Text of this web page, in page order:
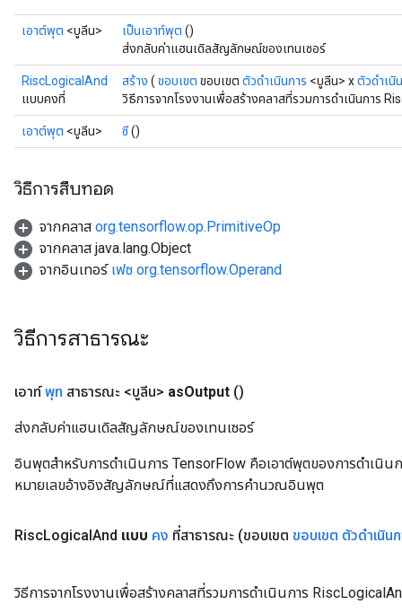
เอาต์พุต <บูลีน> เป็นเอาท์พุต ()
ส่งกลับค่าแฮนเดิลสัญลักษณ์ของเทนเซอร์
RiscLogicalAnd
แบบคงที่
สร้าง ( ขอบเขต ขอบเขต ตัวดำเนินการ <บูลีน> xตัวดำเนิ
วิธีการจากโรงงานเพื่อสร้างคลาสที่รวมการดำเนินการ
เอาต์พุต <บูลีน> ซี()
วิธีการสืบทอด
จากคลาส org.tensorflow.op.PrimitiveOp
จากคลาส java.lang.Object
จากอินเทอร์ เฟซ org.tensorflow.Operand
วิธีการสาธารณะ
เอาท์พุท สาธารณะ <บูลีน> asOutput ()
ส่งกลับค่าแฮนเดิลสัญลักษณ์ของเทนเซอร์
อินพุตสำหรับการดำเนินการ TensorFlow คือเอาต์พุตของการดำเนิน
หมายเลขอ้างอิงสัญลักษณ์ที่แสดงถึงการคำนวณอินพุต
RiscLogicalAnd แบบ คง ที่สาธารณะ (ขอบเขต ขอบเขต ตัวดำเนิน
วิธีการจากโรงงานเพื่อสร้างคลาสที่รวมการดำเนินการ